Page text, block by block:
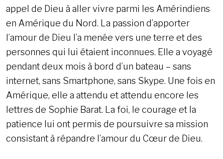
appel de Dieu à aller vivre parmi les Amérindiens
en Amérique du Nord. La passion d’apporter
l’amour de Dieu l’a menée vers une terre et des
personnes qui lui étaient inconnues. Elle a voyagé
pendant deux mois à bord d’un bateau – sans
internet, sans Smartphone, sans Skype. Une fois en
Amérique, elle a attendu et attendu encore les
lettres de Sophie Barat. La foi, le courage et la
patience lui ont permis de poursuivre sa mission
consistant à répandre l’amour du Cœur de Dieu.